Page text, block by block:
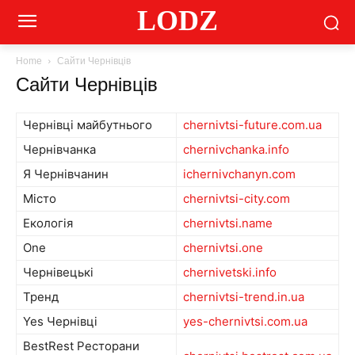
LODZ
Home Сайти Чернівців
Сайти Чернівців
Чернівці майбутнього
chernivtsi-future.com.ua
Чернівчанка
chernivchanka.info
Я Чернівчанин
ichernivchanyn.com
Місто
chernivtsi-city.com
Екологія
chernivtsi.name
One
chernivtsi.one
Чернівецькі
chernivetski.info
Тренд
chernivtsi-trend.in.ua
Yes Чернівці
yes-chernivtsi.com.ua
BestRest Ресторани